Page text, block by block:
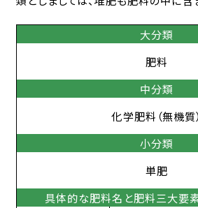
大分類
肥料
中分類
化学肥料（無機質）
小分類
単肥
具体的な肥料名と肥料三大要素